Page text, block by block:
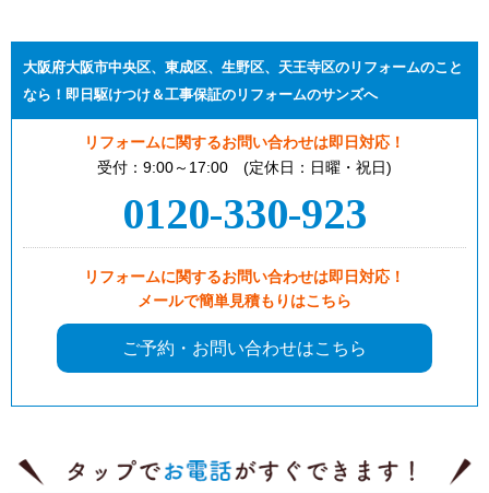
大阪府大阪市中央区、東成区、生野区、天王寺区のリフォームのこと
なら！即日駆けつけ＆工事保証のリフォームのサンズへ
リフォームに関するお問い合わせは即日対応！
受付：9:00～17:00 (定休日：日曜・祝日)
0120-330-923
リフォームに関するお問い合わせは即日対応！
メールで簡単見積もりはこちら
ご予約・お問い合わせはこちら